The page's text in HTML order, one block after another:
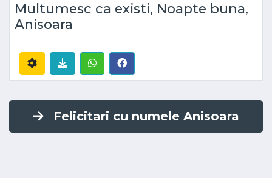
Multumesc ca existi, Noapte buna,
Anisoara
Felicitari cu numele Anisoara